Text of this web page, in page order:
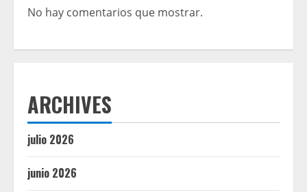
No hay comentarios que mostrar.
ARCHIVES
julio 2026
junio 2026